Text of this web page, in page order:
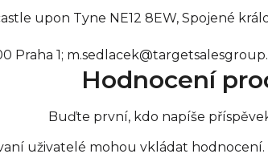
upon Tyne NE12 8EW, Spojené
Praha 1;
Hodnocení
Buďte první, kdo napíše
uživatelé mohou vkládat hodnocení.